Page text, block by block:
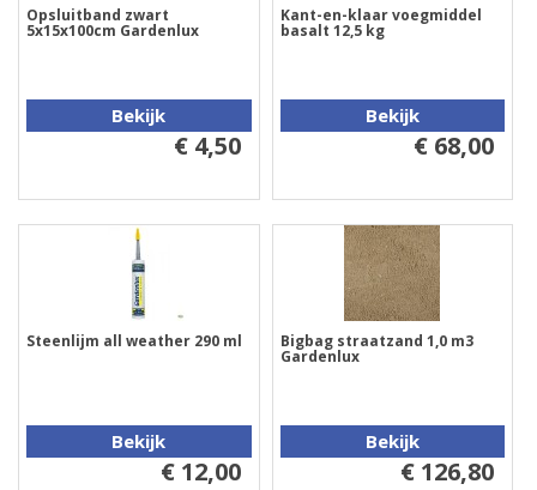
Opsluitband zwart
5x15x100cm Gardenlux
Bekijk
€ 4,50
Kant-en-klaar voegmiddel
basalt 12,5 kg
Bekijk
€ 68,00
Steenlijm all weather 290 ml
Bekijk
€ 12,00
Bigbag straatzand 1,0 m3
Gardenlux
Bekijk
€ 126,80